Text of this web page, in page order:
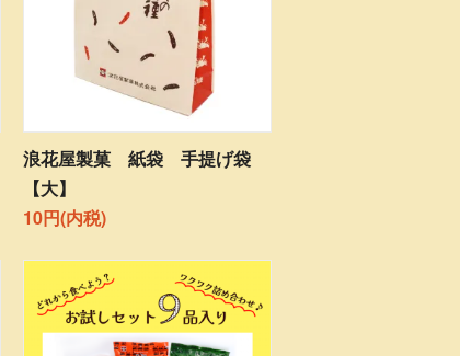
浪花屋製菓 紙袋 手提げ袋
【大】
10円(内税)